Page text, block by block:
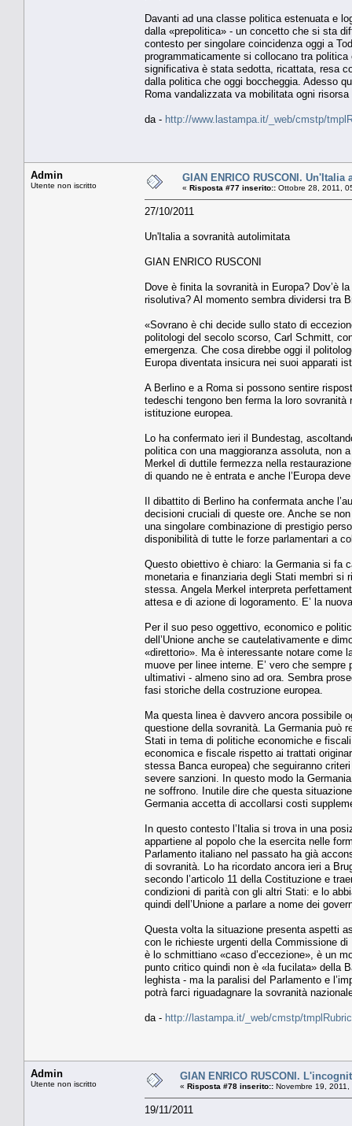
Davanti ad una classe politica estenuata e
dalla «prepolitica» - un concetto che si sta
contesto per singolare coincidenza oggi a
programmaticamente si collocano tra
significativa è stata sedotta, ricattata, resa
dalla politica che oggi boccheggia. Adesso
Roma vandalizzata va mobilitata ogni risorsa
da - http://www.lastampa.it/_web/cmstp/
Admin
Utente non iscritto
GIAN ENRICO RUSCONI.
« Risposta #77 inserito:: Ottobre 28, 2011,
27/10/2011
Un'Italia a sovranità autolimitata
GIAN ENRICO RUSCONI
Dove è finita la sovranità in Europa? Dov’è
risolutiva? Al momento sembra dividersi tra
«Sovrano è chi decide sullo stato di
politologi del secolo scorso, Carl Schmitt,
emergenza. Che cosa direbbe oggi il
Europa diventata insicura nei suoi apparati
A Berlino e a Roma si possono sentire
tedeschi tengono ben ferma la loro
istituzione europea.
Lo ha confermato ieri il Bundestag,
politica con una maggioranza assoluta, non
Merkel di duttile fermezza nella
di quando ne è entrata e anche l’Europa
Il dibattito di Berlino ha confermata anche
decisioni cruciali di queste ore. Anche se
una singolare combinazione di prestigio
disponibilità di tutte le forze parlamentari a
Questo obiettivo è chiaro: la Germania si fa
monetaria e finanziaria degli Stati membri si
stessa. Angela Merkel interpreta
attesa e di azione di logoramento. E’ la
Per il suo peso oggettivo, economico e
dell’Unione anche se cautelativamente e
«direttorio». Ma è interessante notare come
muove per linee interne. E’ vero che
ultimativi - almeno sino ad ora. Sembra
fasi storiche della costruzione europea.
Ma questa linea è davvero ancora possibile
questione della sovranità. La Germania può
Stati in tema di politiche economiche e
economica e fiscale rispetto ai trattati
stessa Banca europea) che seguiranno
severe sanzioni. In questo modo la
ne soffrono. Inutile dire che questa
Germania accetta di accollarsi costi
In questo contesto l’Italia si trova in una
appartiene al popolo che la esercita nelle
Parlamento italiano nel passato ha già
di sovranità. Lo ha ricordato ancora ieri a
secondo l’articolo 11 della Costituzione e
condizioni di parità con gli altri Stati: e lo
quindi dell’Unione a parlare a nome dei
Questa volta la situazione presenta aspetti
con le richieste urgenti della Commissione
è lo schmittiano «caso d’eccezione», è un
punto critico quindi non è «la fucilata» della
leghista - ma la paralisi del Parlamento e
potrà farci riguadagnare la sovranità
da - http://lastampa.it/_web/cmstp/
Admin
Utente non iscritto
GIAN ENRICO RUSCONI.
« Risposta #78 inserito:: Novembre 19,
19/11/2011